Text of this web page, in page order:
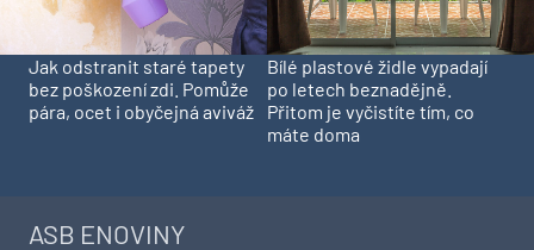
Jak odstranit staré tapety
bez poškození zdi. Pomůže
pára, ocet i obyčejná aviváž
Bílé plastové židle vypadají
po letech beznadějně.
Přitom je vyčistíte tím, co
máte doma
ASB ENOVINY